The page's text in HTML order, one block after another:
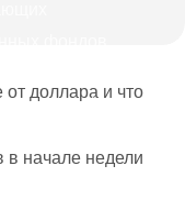
на трейдинге
доллара и что
начале недели